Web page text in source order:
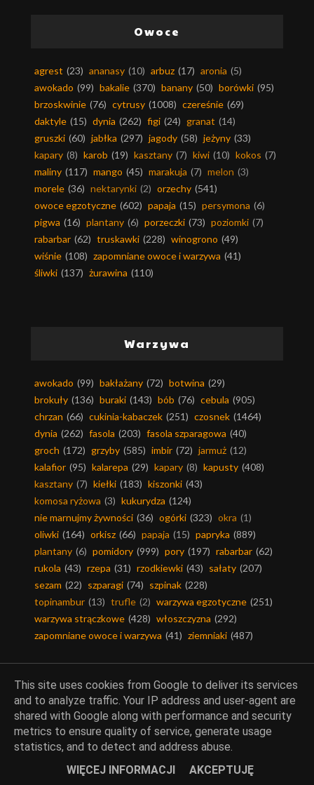
Owoce
agrest (23) ananasy (10) arbuz (17) aronia (5)
awokado (99) bakalie (370) banany (50) borówki (95)
brzoskwinie (76) cytrusy (1008) czereśnie (69)
daktyle (15) dynia (262) figi (24) granat (14)
gruszki (60) jabłka (297) jagody (58) jeżyny (33)
kapary (8) karob (19) kasztany (7) kiwi (10) kokos (7)
maliny (117) mango (45) marakuja (7) melon (3)
morele (36) nektarynki (2) orzechy (541)
owoce egzotyczne (602) papaja (15) persymona (6)
pigwa (16) plantany (6) porzeczki (73) poziomki (7)
rabarbar (62) truskawki (228) winogrono (49)
wiśnie (108) zapomniane owoce i warzywa (41)
śliwki (137) żurawina (110)
Warzywa
awokado (99) bakłażany (72) botwina (29)
brokuły (136) buraki (143) bób (76) cebula (905)
chrzan (66) cukinia-kabaczek (251) czosnek (1464)
dynia (262) fasola (203) fasola szparagowa (40)
groch (172) grzyby (585) imbir (72) jarmuż (12)
kalafior (95) kalarepa (29) kapary (8) kapusty (408)
kasztany (7) kiełki (183) kiszonki (43)
komosa ryżowa (3) kukurydza (124)
nie marnujmy żywności (36) ogórki (323) okra (1)
oliwki (164) orkisz (66) papaja (15) papryka (889)
plantany (6) pomidory (999) pory (197) rabarbar (62)
rukola (43) rzepa (31) rzodkiewki (43) sałaty (207)
sezam (22) szparagi (74) szpinak (228)
topinambur (13) trufle (2) warzywa egzotyczne (251)
warzywa strączkowe (428) włoszczyzna (292)
zapomniane owoce i warzywa (41) ziemniaki (487)
Ciasta i desery
baby-babki-babeczki (71) bakalie (370) barwniki
ciasta bez pieczenia
This site uses cookies from Google to deliver its services
and to analyze traffic. Your IP address and user-agent are
shared with Google along with performance and security
metrics to ensure quality of service, generate usage
statistics, and to detect and address abuse.
WIĘCEJ INFORMACJI
AKCEPTUJĘ